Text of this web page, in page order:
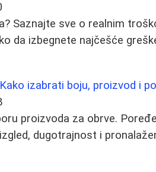
Saznajte sve o realnim
da izbegnete najčešće
izabrati boju, proizvod i
proizvoda za obrve.
dugotrajnost i